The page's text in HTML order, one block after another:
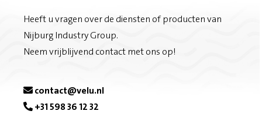
F
a
e
b
i
Heeft u vragen over de diensten of producten van
Nijburg Industry Group.
Neem vrijblijvend contact met ons op!
contact@velu.nl
+31 598 36 12 32